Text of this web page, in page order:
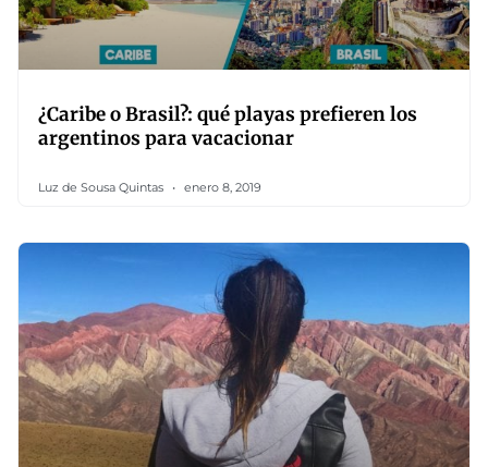
¿Caribe o Brasil?: qué playas prefieren los
argentinos para vacacionar
Luz de Sousa Quintas enero 8, 2019